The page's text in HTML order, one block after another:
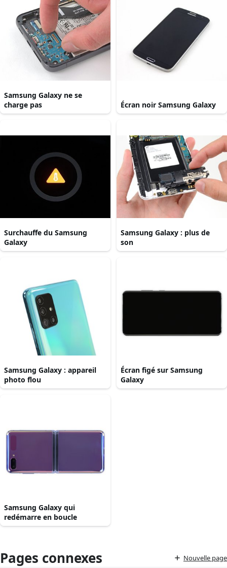
Samsung Galaxy ne se
charge pas
Écran noir Samsung Galaxy
Surchauffe du Samsung
Galaxy
Samsung Galaxy : plus de
son
Samsung Galaxy : appareil
photo flou
Écran figé sur Samsung
Galaxy
Samsung Galaxy qui
redémarre en boucle
Pages connexes Nouvelle page